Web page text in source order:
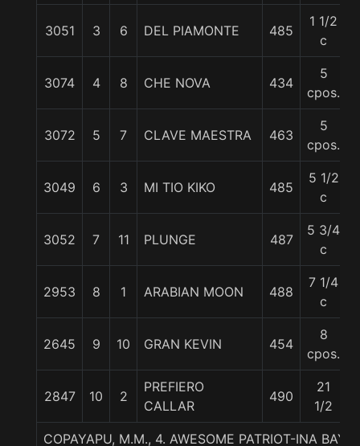
3051 3 6 DEL PIAMONTE 485
1 1/2
c
3074 4 8 CHE NOVA 434
5
cpos.
3072 5 7 CLAVE MAESTRA 463
5
cpos.
3049 6 3 MI TIO KIKO 485
5 1/2
c
3052 7 11 PLUNGE 487
5 3/4
c
2953 8 1 ARABIAN MOON 488
7 1/4
c
2645 9 10 GRAN KEVIN 454
8
cpos.
2847 10 2
PREFIERO
CALLAR
490
21
1/2
COPAYAPU, M.M., 4. AWESOME PATRIOT-INA BAY-